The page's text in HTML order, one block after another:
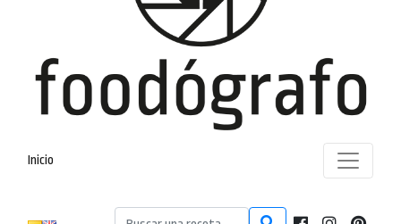
Inicio